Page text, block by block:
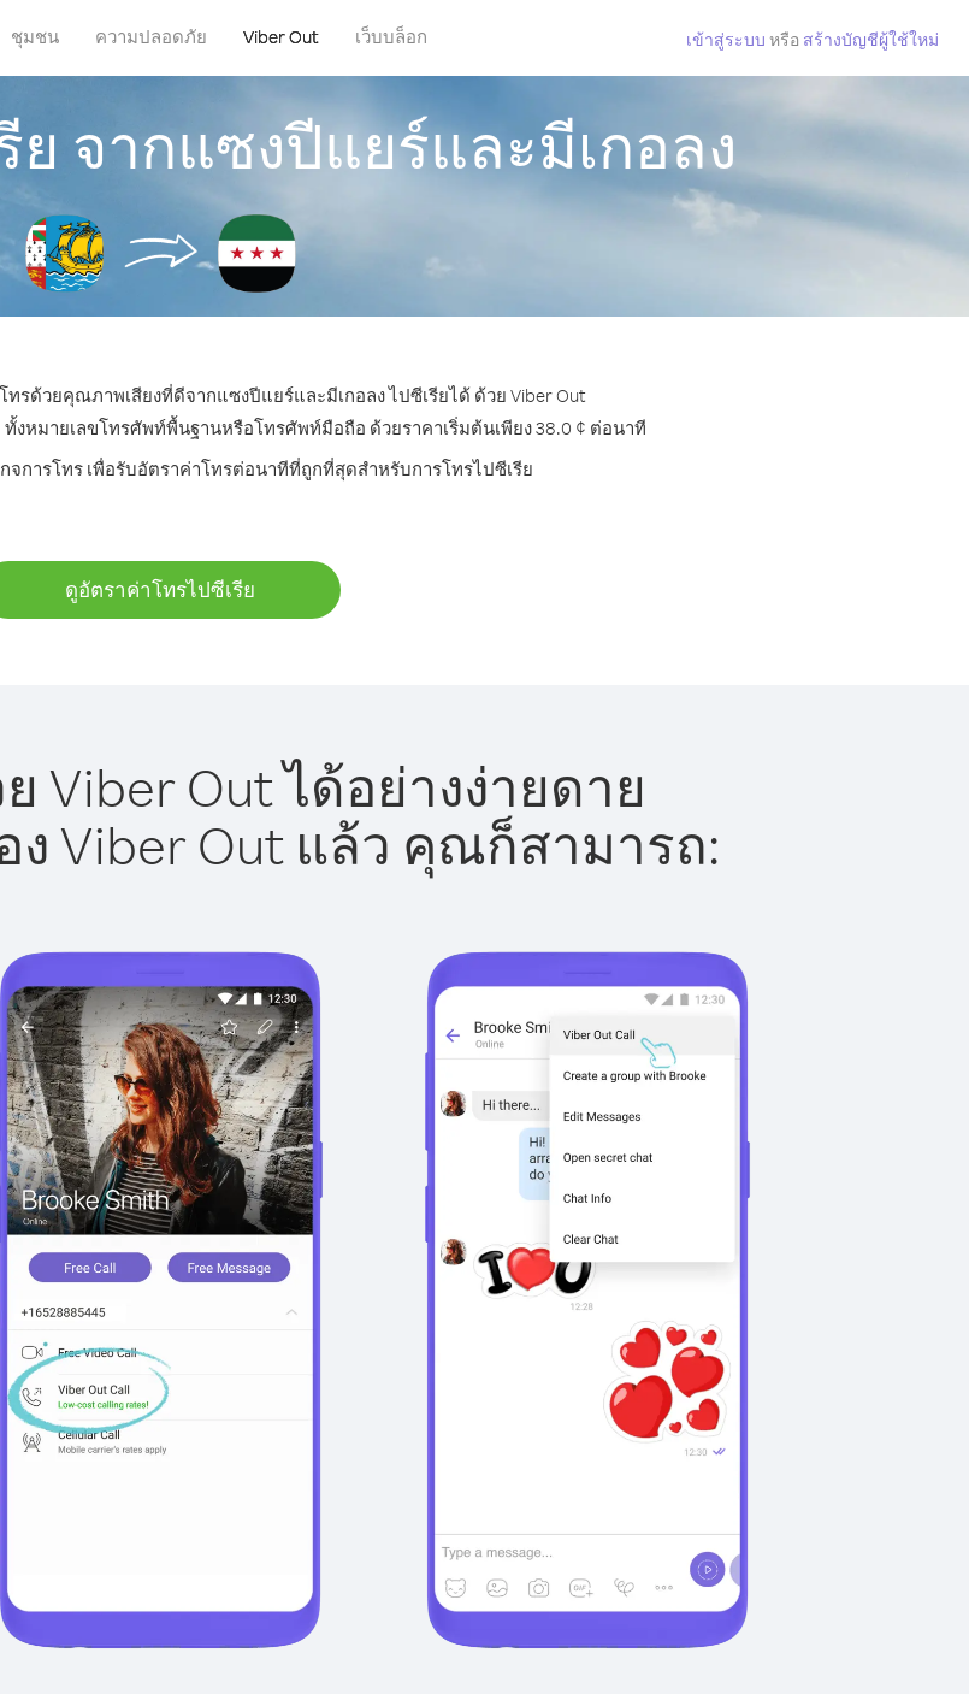
ชุมชน ความปลอดภัย Viber Out เว็บบล็อก เข้าสู่ระบบ หรือ สร้างบัญชีผู้ใช้ใหม่
ย จากแซงปีแยร์และมีเกอลง
ด้วยคุณภาพเสียงที่ดีจากแซงปีแยร์และมีเกอลง ไปซีเรียได้ ด้วย Viber Out
งหมายเลขโทรศัพท์พื้นฐานหรือโทรศัพท์มือถือ ด้วยราคาเริ่มต้นเพียง 38.0 ¢ ต่อนาที
การโทร เพื่อรับอัตราค่าโทรต่อนาทีที่ถูกที่สุดสำหรับการโทรไปซีเรีย
ดูอัตราค่าโทรไปซีเรีย
Viber Out ได้อย่างง่ายดาย
Viber Out แล้ว คุณก็สามารถ: